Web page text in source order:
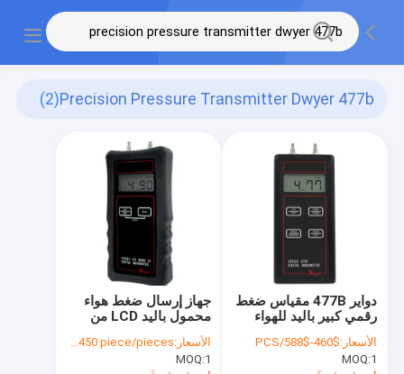
Precision Pressure Transmitter Dwyer 477b
(2)
جهاز إرسال ضغط هواء
محمول باليد LCD من
دواير 477B
الأسعار:usd450 piece/pieces
MOQ:1
دواير 477B مقياس ضغط
رقمي كبير باليد للهواء
الأسعار:$460-$588/PCS
MOQ:1